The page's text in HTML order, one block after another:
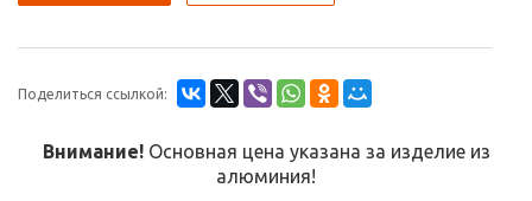
Поделиться ссылкой:
Внимание! Основная цена указана за изделие из
алюминия!